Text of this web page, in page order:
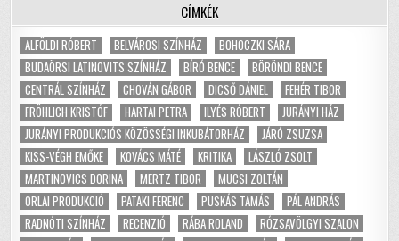
CÍMKÉK
ALFÖLDI RÓBERT BELVÁROSI SZÍNHÁZ
BOHOCZKI SÁRA
BUDAÖRSI LATINOVITS SZÍNHÁZ
BÍRÓ BENCE
BÖRÖNDI BENCE
CENTRÁL SZÍNHÁZ
CHOVÁN GÁBOR DICSŐ DÁNIEL
FEHÉR TIBOR
FRÖHLICH KRISTÓF
HARTAI PETRA ILYÉS RÓBERT
JURÁNYI HÁZ
JURÁNYI PRODUKCIÓS KÖZÖSSÉGI INKUBÁTORHÁZ
JÁRÓ ZSUZSA
KISS-VÉGH EMŐKE
KOVÁCS MÁTÉ KRITIKA
LÁSZLÓ ZSOLT
MARTINOVICS DORINA
MERTZ TIBOR
MUCSI ZOLTÁN
ORLAI PRODUKCIÓ
PATAKI FERENC PUSKÁS TAMÁS
PÁL ANDRÁS
RADNÓTI SZÍNHÁZ
RECENZIÓ RÁBA ROLAND
RÓZSAVÖLGYI SZALON